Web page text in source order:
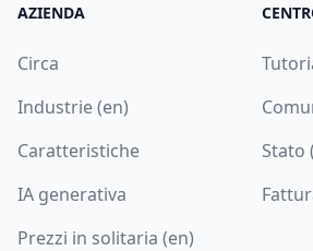
AZIENDA
Circa
Industrie (en)
Caratteristiche
IA generativa
Prezzi in solitaria (en)
Stato